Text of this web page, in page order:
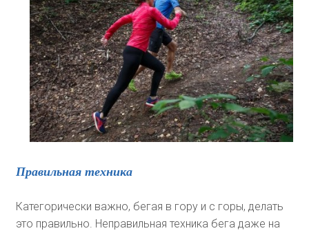
Правильная техника
Категорически важно, бегая в гору и с горы, делать
это правильно. Неправильная техника бега даже на